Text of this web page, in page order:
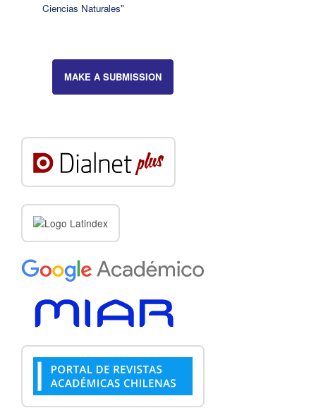
Ciencias Naturales"
MAKE A SUBMISSION